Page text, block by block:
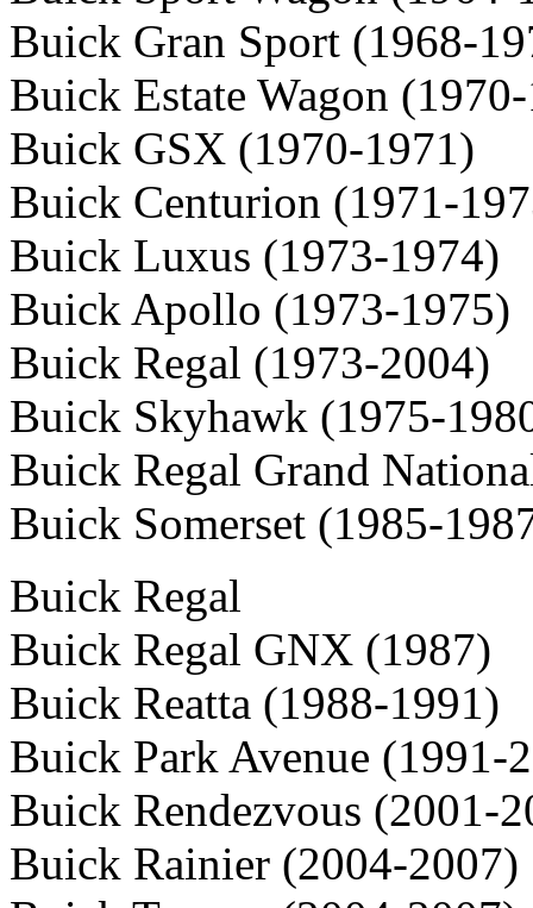
Buick Gran Sport (1968-
Buick Estate Wagon
Buick GSX (1970-1971)
Buick Centurion (1971-
Buick Luxus (1973-1974)
Buick Apollo (1973-1975)
Buick Regal (1973-2004)
Buick Skyhawk (1975-
Buick Regal Grand
Buick Somerset (1985-
Buick Regal
Buick Regal GNX (1987)
Buick Reatta (1988-1991)
Buick Park Avenue (1991-
Buick Rendezvous (2001-
Buick Rainier (2004-2007)